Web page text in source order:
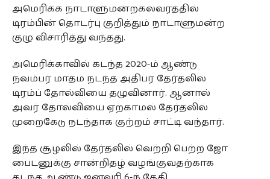
அமெரிக்க நாடாளுமன்றகலவரத்தில்
டிரம்பின் தொடர்பு குறித்தும் நாடாளுமன்ற
குழு விசாரித்து வந்தது.
அமெரிக்காவில் கடந்த 2020-ம் ஆண்டு
நவம்பர் மாதம் நடந்த அதிபர் தேர்தலில்
டிரம்ப் தோல்வியை தழுவினார். ஆனால்
அவர் தோல்வியை ஏற்காமல் தேர்தலில்
முறைகேடு நடந்தாக குற்றம் சாட்டி வந்தார்.
இந்த சூழலில் தேர்தலில் வெற்றி பெற்ற ஜோ
பைடனுக்கு சான்றிதழ் வழங்குவதற்காக